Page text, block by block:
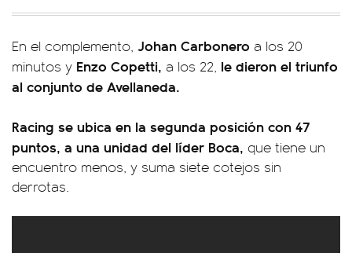
En el complemento, Johan Carbonero a los 20
minutos y Enzo Copetti, a los 22, le dieron el triunfo
al conjunto de Avellaneda.
Racing se ubica en la segunda posición con 47
puntos, a una unidad del líder Boca, que tiene un
encuentro menos, y suma siete cotejos sin
derrotas.